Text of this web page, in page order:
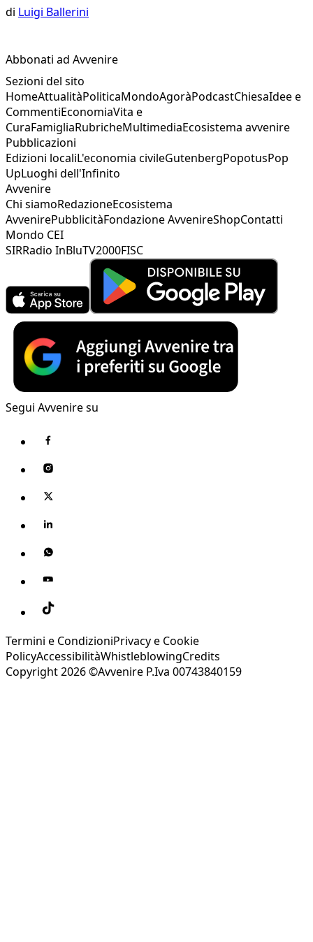
di Luigi Ballerini
Abbonati ad Avvenire
Sezioni del sito
HomeAttualitàPoliticaMondoAgoràPodcastChiesaIdee e
CommentiEconomiaVita e
CuraFamigliaRubricheMultimediaEcosistema avvenire
Pubblicazioni
Edizioni localiL'economia civileGutenbergPopotusPop
UpLuoghi dell'Infinito
Avvenire
Chi siamoRedazioneEcosistema
AvvenirePubblicitàFondazione AvvenireShopContatti
Mondo CEI
SIRRadio InBluTV2000FISC
Segui Avvenire su
Termini e CondizioniPrivacy e Cookie
PolicyAccessibilitàWhistleblowingCredits
Copyright 2026 ©Avvenire P.Iva 00743840159